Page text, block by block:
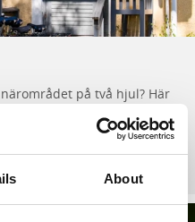
About
på två hjul? Här